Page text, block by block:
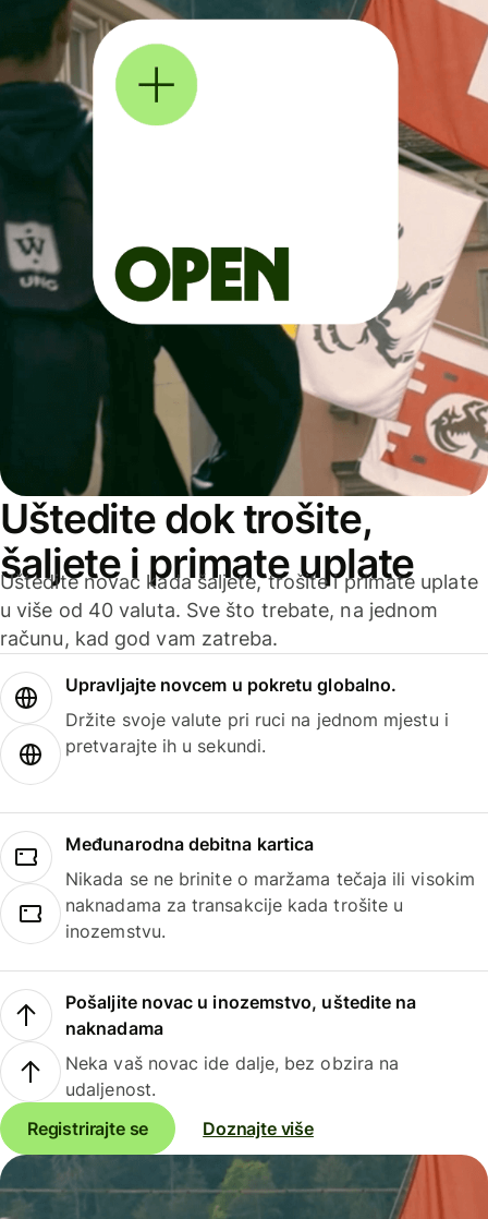
Uštedite dok trošite,
šaljete i primate uplate
Uštedite novac kada šaljete, trošite i primate uplate
u više od 40 valuta. Sve što trebate, na jednom
računu, kad god vam zatreba.
Upravljajte novcem u pokretu globalno.
Držite svoje valute pri ruci na jednom mjestu i
pretvarajte ih u sekundi.
Međunarodna debitna kartica
Nikada se ne brinite o maržama tečaja ili visokim
naknadama za transakcije kada trošite u
inozemstvu.
Pošaljite novac u inozemstvo, uštedite na
naknadama
Neka vaš novac ide dalje, bez obzira na
udaljenost.
Registrirajte se
Doznajte više